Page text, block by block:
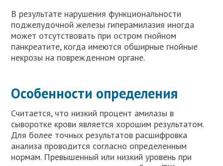
В результате нарушения функциональности
поджелудочной железы гиперамилазия иногда
может отсутствовать при остром гнойном
панкреатите, когда имеются обширные гнойные
некрозы на поврежденном органе.
Особенности определения
Считается, что низкий процент амилазы в
сыворотке крови является хорошим результатом.
Для более точных результатов расшифровка
анализа проводится согласно определенным
нормам. Превышенный или низкий уровень при